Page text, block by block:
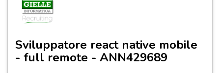
Sviluppatore react native mobile
- full remote - ANN429689